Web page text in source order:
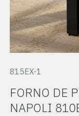
815EX-1
FORNO DE
NAPOLI